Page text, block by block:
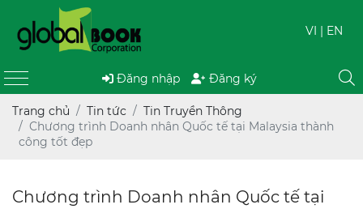
VI | EN
Đăng nhập Đăng ký
Trang chủ Tin tức
Tin Truyền Thông
Chương trình Doanh nhân Quốc tế tại Malaysia thành
công tốt đẹp
Chương trình Doanh nhân Quốc tế tại